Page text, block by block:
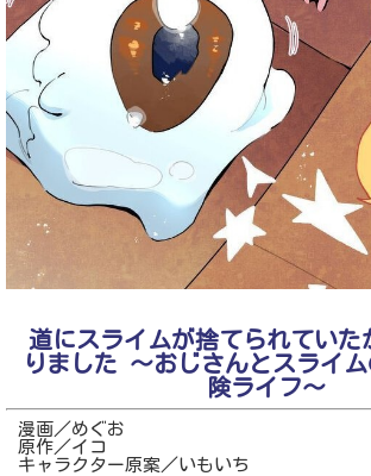
道にスライムが捨てられていた
りました 〜おじさんとスライ
険ライフ〜
漫画／めぐお
原作／イコ
キャラクター原案／いもいち